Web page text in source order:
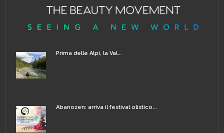
Prima delle Alpi, la Val...
Abanozen: arriva il festival olistico...